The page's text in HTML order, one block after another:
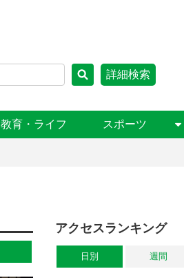
詳細検索
教育・ライフ スポーツ
アクセスランキング
日別 週間